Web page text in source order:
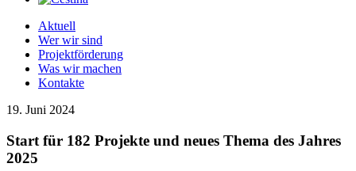
Aktuell
Wer wir sind
Projektförderung
Was wir machen
Kontakte
19. Juni 2024
Start für 182 Projekte und neues Thema des Jahres
2025